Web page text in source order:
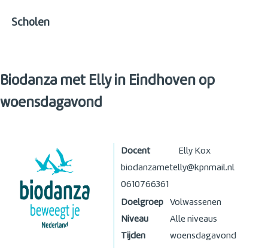
Scholen
Biodanza met Elly in Eindhoven op
woensdagavond
Docent
Elly Kox
biodanzametelly@kpnmail.nl
0610766361
Doelgroep
Volwassenen
Niveau
Alle niveaus
Tijden
woensdagavond